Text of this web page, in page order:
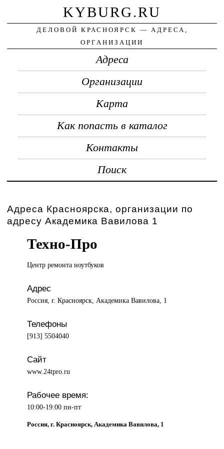
KYBURG.RU
ДЕЛОВОЙ КРАСНОЯРСК — АДРЕСА,
ОРГАНИЗАЦИИ
Адреса
Организации
Карта
Как попасть в каталог
Контакты
Поиск
Адреса Красноярска, организации по
адресу Академика Вавилова 1
Техно-Про
Центр ремонтаноутбуков
Адрес
Россия, г. Красноярск, Академика Вавилова, 1
Телефоны
[913] 5504040
Сайт
www.24tpro.ru
Рабочее время:
10:00-19:00 пн-пт
Россия, г. Красноярск, Академика Вавилова, 1